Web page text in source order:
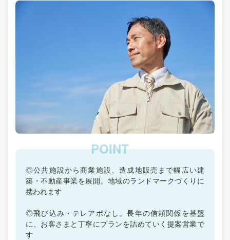
◎公共施設から商業施設、造成地販売まで幅広い建
築・不動産事業を展開。地域のランドマークづくりに
携われます
◎飛び込み・テレアポなし。長年の信頼関係を基盤
に、お客さまと丁寧にプランを詰めていく提案営業で
す